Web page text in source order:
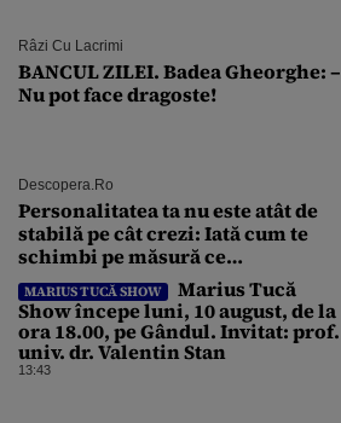
Râzi Cu Lacrimi
BANCUL ZILEI. Badea Gheorghe: –
Nu pot face dragoste!
Descopera.ro
Personalitatea ta nu este atât de
stabilă pe cât crezi: Iată cum te
schimbi pe măsură ce
îmbătrânești
MARIUS TUCĂ SHOW
Marius Tucă
Show începe luni, 10 august, de la
ora 18.00, pe Gândul. Invitat: prof.
univ. dr. Valentin Stan
13:43